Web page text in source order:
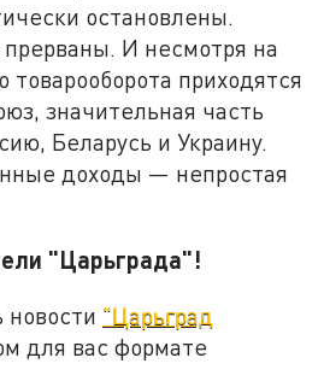
остановлены.
И несмотря на
товарооборота приходятся
значительная часть
Беларусь и Украину.
доходы — непростая
"Царьграда"!
"Царьград
для вас формате